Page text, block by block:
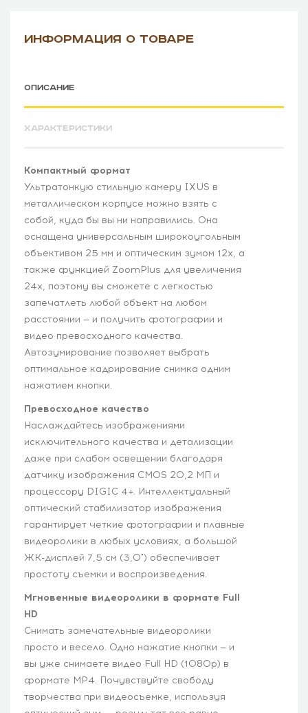
ИНФОРМАЦИЯ О ТОВАРЕ
ОПИСАНИЕ
ХАРАКТЕРИСТИКИ
Компактный формат
Ультратонкую стильную камеру IXUS в
металлическом корпусе можно взять с
собой, куда бы вы ни направились. Она
оснащена универсальным широкоугольным
объективом 25 мм и оптическим зумом 12x, а
также функцией ZoomPlus для увеличения
24x, поэтому вы сможете с легкостью
запечатлеть любой объект на любом
расстоянии — и получить фотографии и
видео превосходного качества.
Автозумирование позволяет выбрать
оптимальное кадрирование снимка одним
нажатием кнопки.
Превосходное качество
Наслаждайтесь изображениями
исключительного качества и детализации
даже при слабом освещении благодаря
датчику изображения CMOS 20,2 МП и
процессору DIGIC 4+. Интеллектуальный
оптический стабилизатор изображения
гарантирует четкие фотографии и плавные
видеоролики в любых условиях, а большой
ЖК-дисплей 7,5 см (3,0") обеспечивает
простоту съемки и воспроизведения.
Мгновенные видеоролики в формате Full
HD
Снимать замечательные видеоролики
просто и весело. Одно нажатие кнопки — и
вы уже снимаете видео Full HD (1080p) в
формате MP4. Почувствуйте свободу
творчества при видеосъемке, используя